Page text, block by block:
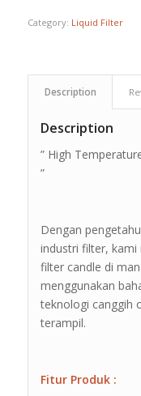
Category: Liquid Filter
Description
Description
” High
”
Dengan
industri filter, kami
filter candle di
menggunakan
teknologi canggih
terampil.
Fitur Produk :